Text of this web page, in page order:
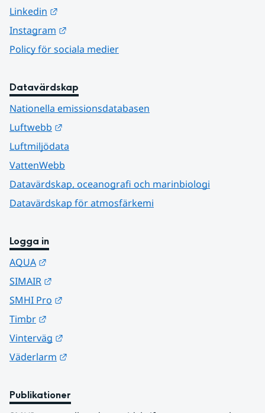
Linkedin
Instagram
Policy för sociala medier
Datavärdskap
Nationella emissionsdatabasen
Luftwebb
Luftmiljödata
VattenWebb
Datavärdskap, oceanografi och marinbiologi
Datavärdskap för atmosfärkemi
Logga in
AQUA
SIMAIR
SMHI Pro
Timbr
Vinterväg
Väderlarm
Publikationer